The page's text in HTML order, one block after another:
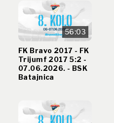
56:03
FK Bravo 2017 - FK
Trijumf 2017 5:2 -
07.06.2026. - BSK
Batajnica